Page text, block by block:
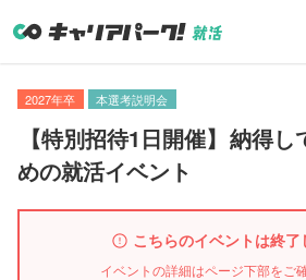
2027年卒 本選考説明会
【特別招待1日開催】 納得し
めの就活イベント
こちらのイベントは終了
イベントの詳細はページ下部をご